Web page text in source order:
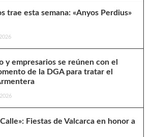
trae esta semana: «Anyos Perdius»
y empresarios se reúnen con el
de la DGA para tratar el
Fiestas de Valcarca en honor a